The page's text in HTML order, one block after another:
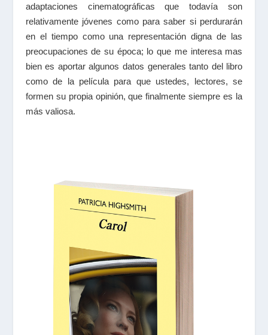
adaptaciones cinematográficas que todavía son
relativamente jóvenes como para saber si perdurarán
en el tiempo como una representación digna de las
preocupaciones de su época; lo que me interesa mas
bien es aportar algunos datos generales tanto del libro
como de la película para que ustedes, lectores, se
formen su propia opinión, que finalmente siempre es la
más valiosa.